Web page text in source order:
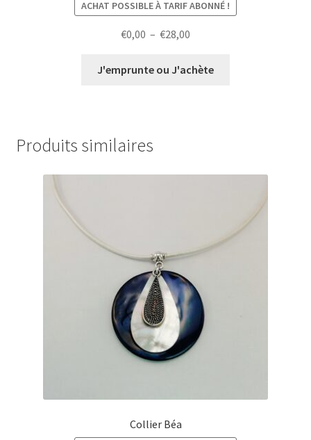
ACHAT POSSIBLE À TARIF ABONNÉ !
€0,00 – €28,00
prix :
J'emprunte ou J'achète
Produits similaires
Collier Béa